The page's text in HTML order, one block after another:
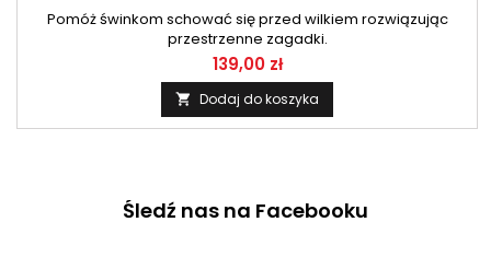
Pomóż świnkom schować się przed wilkiem rozwiązując
przestrzenne zagadki.
139,00 zł
 Dodaj do koszyka
Śledź nas na Facebooku